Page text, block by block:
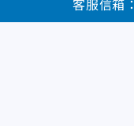
客服信箱：